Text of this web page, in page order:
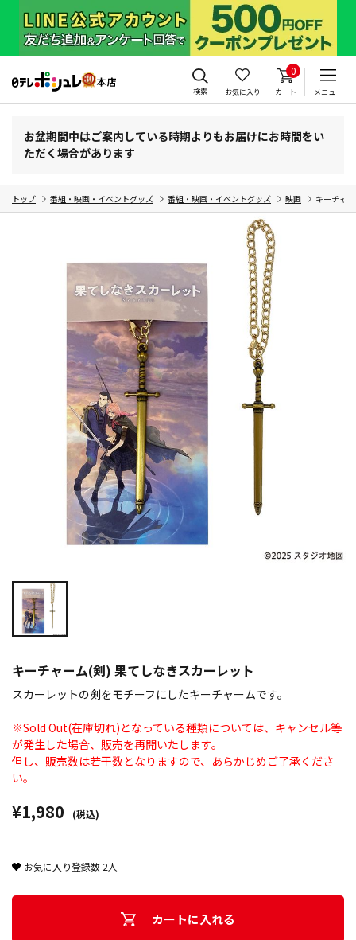
検索 お気に入り
0
カート メニュー
お盆期間中はご案内している時期よりもお届けにお時間をい
ただく場合があります
トップ 番組・映画・イベントグッズ 番組・映画・イベントグッズ 映画 キーチャ
キーチャーム(剣) 果てしなきスカーレット
スカーレットの剣をモチーフにしたキーチャームです。
※Sold Out(在庫切れ)となっている種類については、キャンセル等
が発生した場合、販売を再開いたします。
但し、販売数は若干数となりますので、あらかじめご了承くださ
い。
¥1,980 (税込)
お気に入り登録数 2人
カートに入れる